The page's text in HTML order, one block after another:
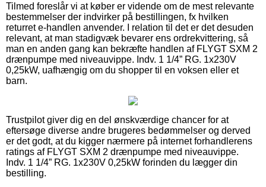
Tilmed foreslår vi at køber er vidende om de mest relevante
bestemmelser der indvirker på bestillingen, fx hvilken
returret e-handlen anvender. I relation til det er det desuden
relevant, at man stadigvæk bevarer ens ordrekvittering, så
man en anden gang kan bekræfte handlen af FLYGT SXM 2
drænpumpe med niveauvippe. Indv. 1 1/4” RG. 1x230V
0,25kW, uafhængig om du shopper til en voksen eller et
barn.
Trustpilot giver dig en del ønskværdige chancer for at
eftersøge diverse andre brugeres bedømmelser og derved
er det godt, at du kigger nærmere på internet forhandlerens
ratings af FLYGT SXM 2 drænpumpe med niveauvippe.
Indv. 1 1/4” RG. 1x230V 0,25kW forinden du lægger din
bestilling.